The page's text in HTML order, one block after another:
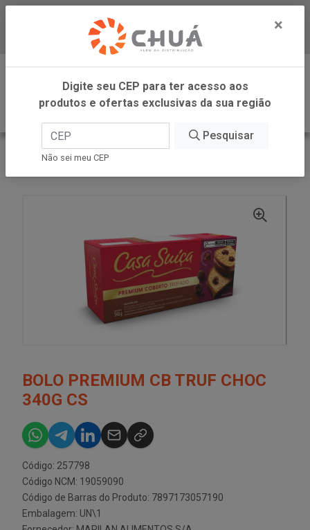
Baixe já nosso APP
0
INÍCIO
CASA SUICA
BOLO PREMIUM CB TRUF CHOC
340G CS
Código: 257798
Código NCM: 19059090
Código de Barras do Produto: 7897173057190
Embalagem: UN\1
×
Digite seu CEP para ter acesso aos
produtos e ofertas exclusivas da sua região
Pesquisar
Não sei meu CEP